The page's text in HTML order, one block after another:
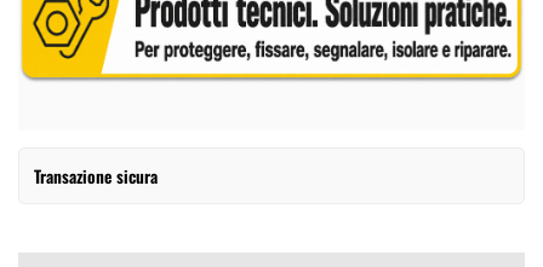
Transazione sicura